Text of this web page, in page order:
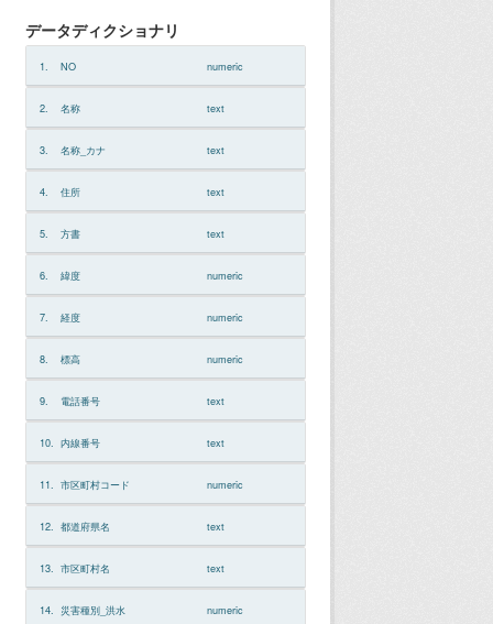
データディクショナリ
1. NO numeric
2. 名称 text
3. 名称_カナ text
4. 住所 text
5. 方書 text
6. 緯度 numeric
7. 経度 numeric
8. 標高 numeric
9. 電話番号 text
10. 内線番号 text
11. 市区町村コード numeric
12. 都道府県名 text
13. 市区町村名 text
14. 災害種別_洪水 numeric